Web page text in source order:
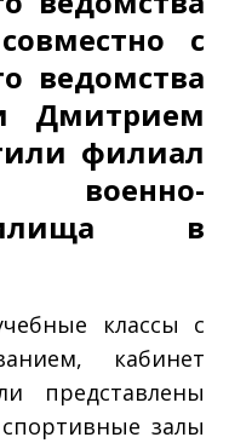
с
ведомства
Дмитрием
филиал
военно-
в
классы с
кабинет
представлены
залы